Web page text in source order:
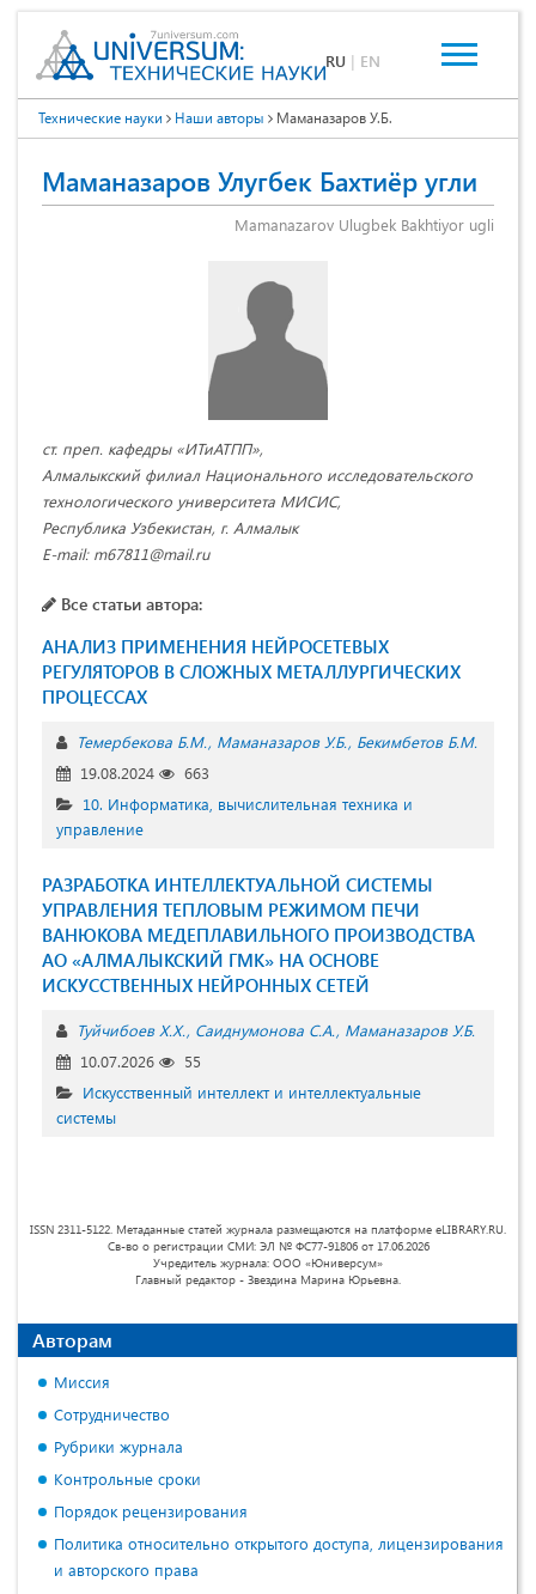
RU | EN
Технические науки Наши авторы Маманазаров У.Б.
Маманазаров Улугбек Бахтиёр угли
Mamanazarov Ulugbek Bakhtiyor ugli
ст. преп. кафедры «ИТиАТПП»,
Алмалыкский филиал Национального исследовательского
технологического университета МИСИС,
Республика Узбекистан, г. Алмалык
E-mail: m67811@mail.ru
Все статьи автора:
АНАЛИЗ ПРИМЕНЕНИЯ НЕЙРОСЕТЕВЫХ
РЕГУЛЯТОРОВ В СЛОЖНЫХ МЕТАЛЛУРГИЧЕСКИХ
ПРОЦЕССАХ
Темербекова Б.М. Маманазаров У.Б. Бекимбетов Б.М.
19.08.2024
663
10. Информатика, вычислительная техника и
управление
РАЗРАБОТКА ИНТЕЛЛЕКТУАЛЬНОЙ СИСТЕМЫ
УПРАВЛЕНИЯ ТЕПЛОВЫМ РЕЖИМОМ ПЕЧИ
ВАНЮКОВА МЕДЕПЛАВИЛЬНОГО ПРОИЗВОДСТВА
АО «АЛМАЛЫКСКИЙ ГМК» НА ОСНОВЕ
ИСКУССТВЕННЫХ НЕЙРОННЫХ СЕТЕЙ
Туйчибоев Х.Х. Саиднумонова С.А. Маманазаров У.Б.
10.07.2026
55
Искусственный интеллект и интеллектуальные
системы
ISSN 2311-5122. Метаданные статей журнала размещаются на платформе eLIBRARY.RU.
Св-во о регистрации СМИ: ЭЛ № ФС77-91806 от 17.06.2026
Учредитель журнала: ООО «Юниверсум»
Главный редактор - Звездина Марина Юрьевна.
Авторам
Миссия
Сотрудничество
Рубрики журнала
Контрольные сроки
Порядок рецензирования
Политика относительно открытого доступа, лицензирования
и авторского права